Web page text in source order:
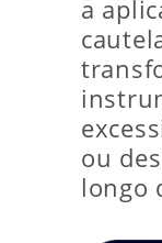
a
ou
longo